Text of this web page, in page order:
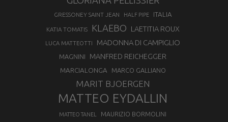
GRESSONEY SAINT JEAN HALF PIPE ITALIA
KATIA TOMATIS KLAEBO LAETITIA ROUX
LUCA MATTEOTTI MADONNA DI CAMPIGLIO
MAGNINI MANFRED REICHEGGER
MARCIALONGA MARCO GALLIANO
MARIT BJOERGEN
MATTEO EYDALLIN
MATTEO TANEL MAURIZIO BORMOLINI